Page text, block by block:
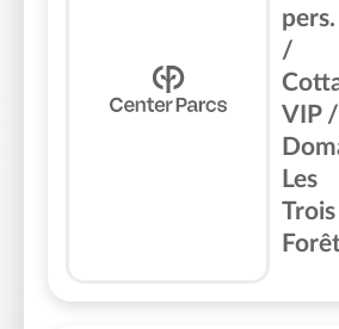
pers.
/
VIP /
Les
Trois